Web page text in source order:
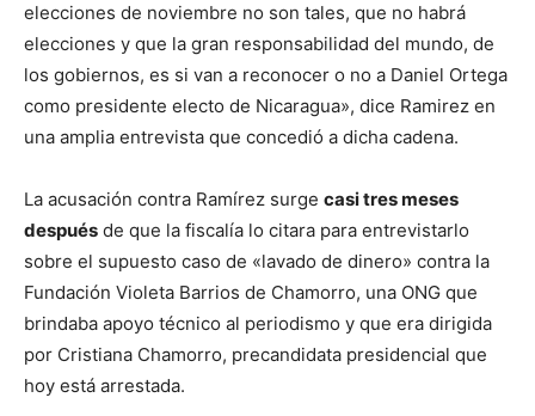
elecciones de noviembre no son tales, que no habrá
elecciones y que la gran responsabilidad del mundo, de
los gobiernos, es si van a reconocer o no a Daniel Ortega
como presidente electo de Nicaragua», dice Ramirez en
una amplia entrevista que concedió a dicha cadena.
La acusación contra Ramírez surge casi tres meses
después de que la fiscalía lo citara para entrevistarlo
sobre el supuesto caso de «lavado de dinero» contra la
Fundación Violeta Barrios de Chamorro, una ONG que
brindaba apoyo técnico al periodismo y que era dirigida
por Cristiana Chamorro, precandidata presidencial que
hoy está arrestada.